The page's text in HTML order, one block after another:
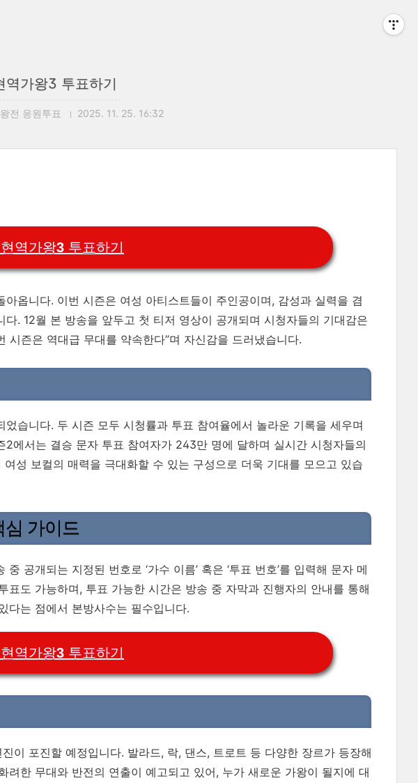
역가왕3 투표하기
전 응원투표 2025. 11. 25. 16:32
역가왕3 투표하기
아옵니다. 이번 시즌은 여성 아티스트들이 주인공이며, 감성과 실력을 겸
. 12월 본 방송을 앞두고 첫 티저 영상이 공개되며 시청자들의 기대감은
시즌은 역대급 무대를 약속한다”며 자신감을 드러냈습니다.
습니다. 두 시즌 모두 시청률과 투표 참여율에서 놀라운 기록을 세우며
2에서는 결승 문자 투표 참여자가 243만 명에 달하며 실시간 시청자들의
성 보컬의 매력을 극대화할 수 있는 구성으로 더욱 기대를 모으고 있습
심 가이드
공개되는 지정된 번호로 ‘가수 이름’ 혹은 ‘투표 번호’를 입력해 문자 메
도 가능하며, 투표 가능한 시간은 방송 중 자막과 진행자의 안내를 통해
다는 점에서 본방사수는 필수입니다.
역가왕3 투표하기
이 포진할 예정입니다. 발라드, 락, 댄스, 트로트 등 다양한 장르가 등장해
한 무대와 반전의 연출이 예고되고 있어, 누가 새로운 가왕이 될지에 대